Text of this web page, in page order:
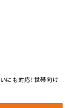
にも対応！世帯向け